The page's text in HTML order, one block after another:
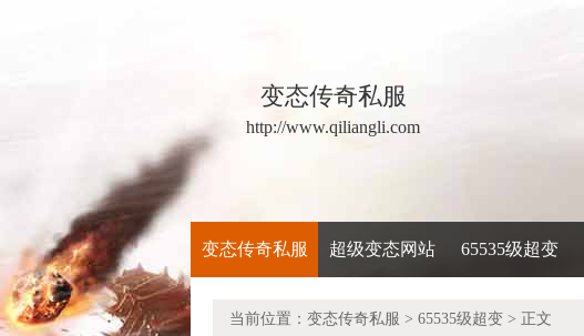
变态传奇私服
http://www.qiliangli.com
变态传奇私服 超级变态网站 65535级超变
当前位置： 变态传奇私服 > 65535级超变 > 正文